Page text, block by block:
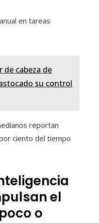
en tareas
de cabeza de
su control
reportan
ciento del tiempo
el
o